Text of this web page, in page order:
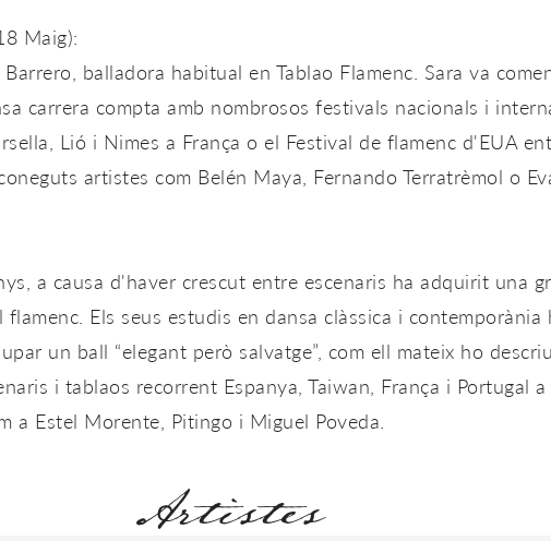
Maig):
balladora habitual en Tablao Flamenc. Sara va
carrera compta amb nombrosos festivals nacionals i
Lió i Nimes a França o el Festival de flamenc d'EUA
artistes com Belén Maya, Fernando Terratrèmol o
a causa d'haver crescut entre escenaris ha adquirit una
Els seus estudis en dansa clàssica i
un ball “elegant però salvatge”, com ell mateix ho
i tablaos recorrent Espanya, Taiwan, França i Portugal
a Estel Morente, Pitingo i Miguel Poveda.
Artistes